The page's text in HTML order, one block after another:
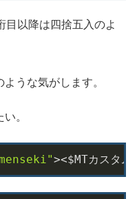
目以降は四捨五入のよ
うな気がします。
。
><$MTカスタム